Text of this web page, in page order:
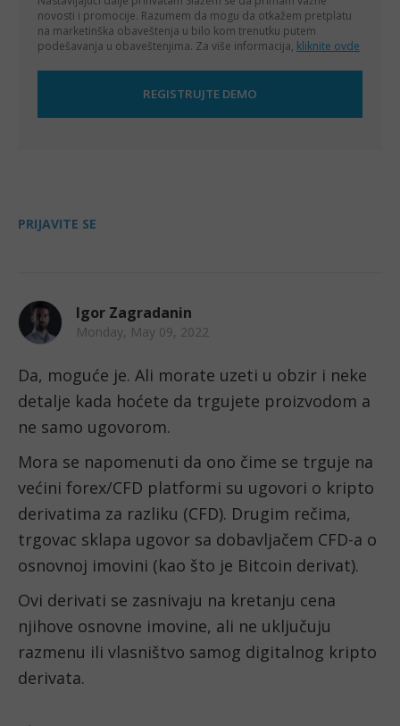
novosti i promocije. Razumem da mogu da otkažem pretplatu
na marketinška obaveštenja u bilo kom trenutku putem
podešavanja u obaveštenjima. Za više informacija, kliknite ovde
PRIJAVITE SE
Igor Zagradanin
Monday, May 09, 2022
Da, moguće je. Ali morate uzeti u obzir i neke
detalje kada hoćete da trgujete proizvodom a
ne samo ugovorom.
Mora se napomenuti da ono čime se trguje na
većini forex/CFD platformi su ugovori o kripto
derivatima za razliku (CFD). Drugim rečima,
trgovac sklapa ugovor sa dobavljačem CFD-a o
osnovnoj imovini (kao što je Bitcoin derivat).
Ovi derivati se zasnivaju na kretanju cena
njihove osnovne imovine, ali ne uključuju
razmenu ili vlasništvo samog digitalnog kripto
derivata.